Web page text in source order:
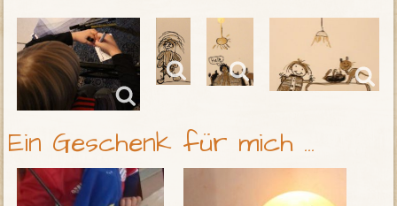
Ein Geschenk für mich ...